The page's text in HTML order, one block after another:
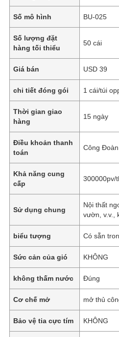
Số mô hình BU-025
Số lượng đặt
hàng tối thiểu
50 cái
Giá bán USD 39
chi tiết đóng gói 1 cái/túi
Thời gian giao
hàng
15 ngày
Điều khoản thanh
toán
Công
Khả năng cung
cấp
300000pv/
Sử dụng chung
Nội thất
vườn, v.v.,
biểu tượng Có sẵn
Sức cản của gió KHÔNG
không thấm nước Đúng
Cơ chế mở mở thủ
Bảo vệ tia cực tím KHÔNG